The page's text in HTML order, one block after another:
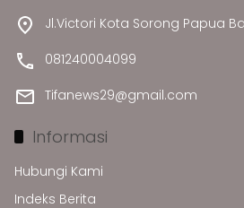
Jl.Victori Kota Sorong Papua
081240004099
Tifanews29@gmail.com
Informasi
Hubungi Kami
Indeks Berita